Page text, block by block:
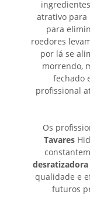
atrativo para
para
roedores
por lá se
morrendo,
fechado
profissional
Os
Tavares
desratizadora
qualidade e
futuros